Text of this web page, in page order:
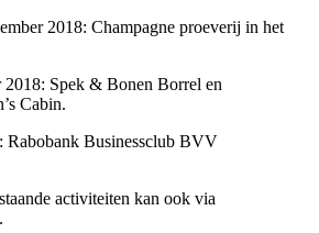
2018: Champagne proeverij in het
2018: Spek & Bonen Borrel en
Cabin.
Rabobank Businessclub BVV
activiteiten kan ook via